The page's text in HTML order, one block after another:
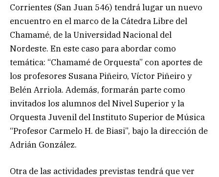
Corrientes (San Juan 546) tendrá lugar un nuevo
encuentro en el marco de la Cátedra Libre del
Chamamé, de la Universidad Nacional del
Nordeste. En este caso para abordar como
temática: “Chamamé de Orquesta” con aportes de
los profesores Susana Piñeiro, Víctor Piñeiro y
Belén Arriola. Además, formarán parte como
invitados los alumnos del Nivel Superior y la
Orquesta Juvenil del Instituto Superior de Música
“Profesor Carmelo H. de Biasi”, bajo la dirección de
Adrián González.
Otra de las actividades previstas tendrá que ver